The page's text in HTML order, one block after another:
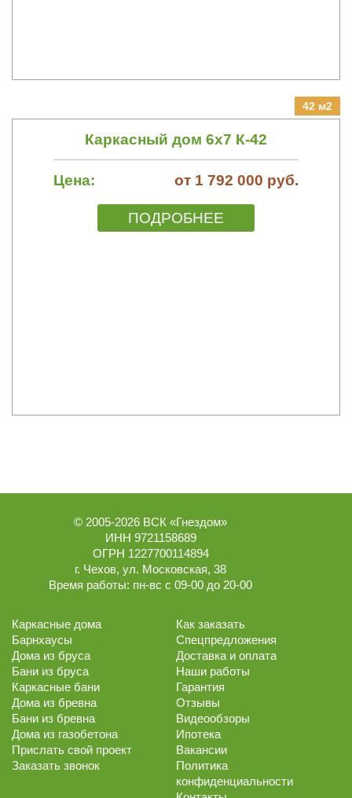
42 м2
Каркасный дом 6х7 К-42
Цена: от 1 792 000 руб.
ПОДРОБНЕЕ
© 2005-2026 ВСК «Гнездом»
ИНН 9721158689
ОГРН 1227700114894
г. Чехов, ул. Московская, 38
Время работы: пн-вс с 09-00 до 20-00
Каркасные дома
Барнхаусы
Дома из бруса
Бани из бруса
Каркасные бани
Дома из бревна
Бани из бревна
Дома из газобетона
Прислать свой проект
Заказать звонок
Как заказать
Спецпредложения
Доставка и оплата
Наши работы
Гарантия
Отзывы
Видеообзоры
Ипотека
Вакансии
Политика
конфиденциальности